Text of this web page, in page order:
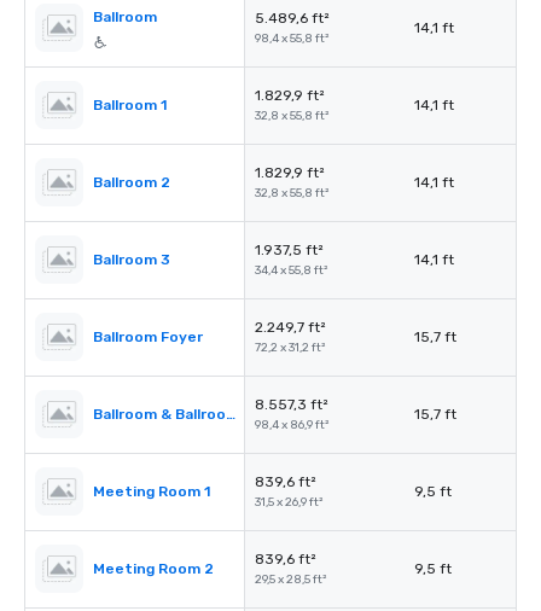
Ballroom 5.489,6 ft²
98,4 x 55,8 ft²
14,1 ft
Ballroom 1
1.829,9 ft²
32,8 x 55,8 ft²
14,1 ft
Ballroom 2
1.829,9 ft²
32,8 x 55,8 ft²
14,1 ft
Ballroom 3
1.937,5 ft²
34,4 x 55,8 ft²
14,1 ft
Ballroom Foyer
2.249,7 ft²
72,2 x 31,2 ft²
15,7 ft
Ballroom & Ballroom Foyer
8.557,3 ft²
98,4 x 86,9 ft²
15,7 ft
Meeting Room 1
839,6 ft²
31,5 x 26,9 ft²
9,5 ft
Meeting Room 2
839,6 ft²
29,5 x 28,5 ft²
9,5 ft